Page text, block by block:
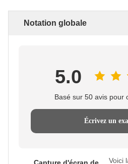
Notation globale
5.0
Basé sur 50 avis pour
Écrivez un
Voici